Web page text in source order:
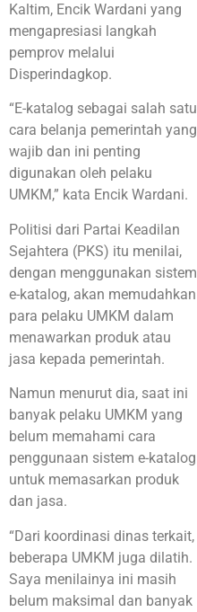
Kaltim, Encik Wardani yang
mengapresiasi langkah
pemprov melalui
Disperindagkop.
“E-katalog sebagai salah satu
cara belanja pemerintah yang
wajib dan ini penting
digunakan oleh pelaku
UMKM,” kata Encik Wardani.
Politisi dari Partai Keadilan
Sejahtera (PKS) itu menilai,
dengan menggunakan sistem
e-katalog, akan memudahkan
para pelaku UMKM dalam
menawarkan produk atau
jasa kepada pemerintah.
Namun menurut dia, saat ini
banyak pelaku UMKM yang
belum memahami cara
penggunaan sistem e-katalog
untuk memasarkan produk
dan jasa.
“Dari koordinasi dinas terkait,
beberapa UMKM juga dilatih.
Saya menilainya ini masih
belum maksimal dan banyak